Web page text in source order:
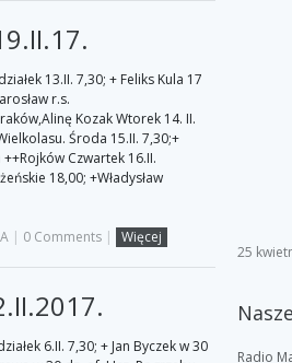
13.II. 7,30; + Feliks Kula 17
r.s.
Kozak Wtorek 14. II.
Środa 15.II. 7,30;+
Czwartek 16.II.
18,00; +Władysław
| 0 Comments | Więcej
6.II. 7,30; + Jan Byczek w 30
25
Radio